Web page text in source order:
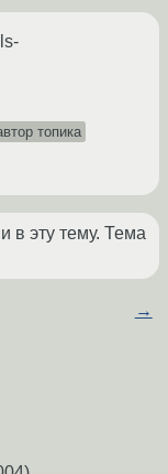
топика
в эту тему. Тема
→